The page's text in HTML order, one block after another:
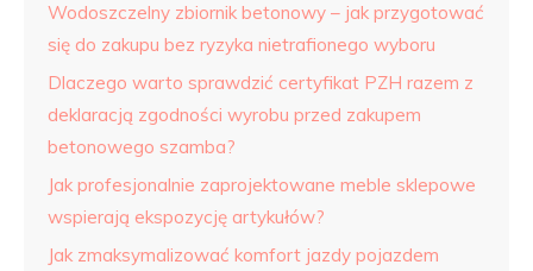
Wodoszczelny zbiornik betonowy – jak przygotować
się do zakupu bez ryzyka nietrafionego wyboru
Dlaczego warto sprawdzić certyfikat PZH razem z
deklaracją zgodności wyrobu przed zakupem
betonowego szamba?
Jak profesjonalnie zaprojektowane meble sklepowe
wspierają ekspozycję artykułów?
Jak zmaksymalizować komfort jazdy pojazdem